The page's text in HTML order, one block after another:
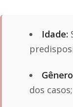
Idade:
dos casos;